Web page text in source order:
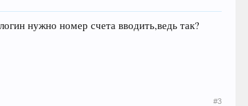
нужно номер счета вводить,ведь так?
#3